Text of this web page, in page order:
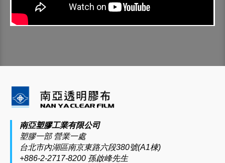
南亞塑膠工業有限公司
塑膠一部 營業一處
台北市內湖區南京東路六段380號(A1棟)
+886-2-2717-8200 孫啟峰先生